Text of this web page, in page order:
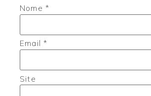
Nome *
Email*
Site